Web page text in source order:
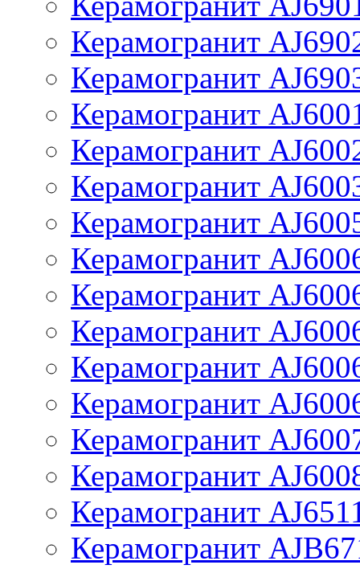
Керамогранит
Керамогранит
Керамогранит
Керамогранит
Керамогранит
Керамогранит
Керамогранит
Керамогранит
Керамогранит
Керамогранит
Керамогранит
Керамогранит
Керамогранит
Керамогранит
Керамогранит